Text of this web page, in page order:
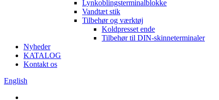
Lynkoblingsterminalblokke
Vandtæt stik
Tilbehør og værktøj
Koldpresset ende
Tilbehør til DIN-skinneterminaler
Nyheder
KATALOG
Kontakt os
English